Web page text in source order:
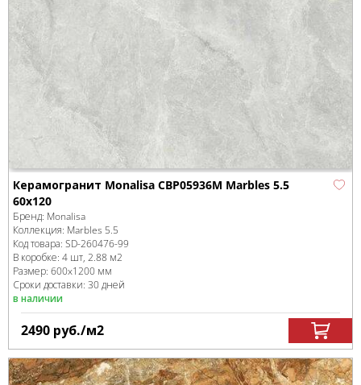
Керамогранит Monalisa CBP05936M Marbles 5.5
60x120
Бренд: Monalisa
Коллекция: Marbles 5.5
Код товара: SD-260476-99
В коробке: 4 шт, 2.88 м2
Размер: 600x1200 мм
Сроки доставки: 30 дней
в наличии
2490 руб./м2